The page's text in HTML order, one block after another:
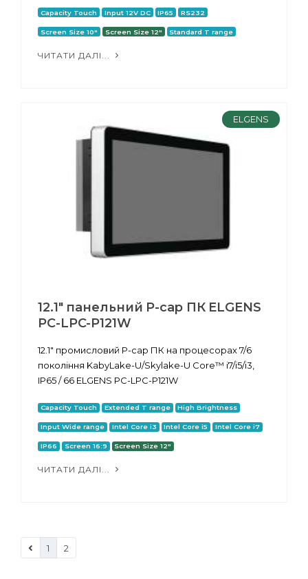
Capacity Touch Input 12V DC IP65 RS232
Screen Size 10" Screen Size 12" Standard T range
ЧИТАТИ ДАЛІ...
ELGENS
12.1" панельний P-cap ПК ELGENS
PC-LPC-P121W
12.1" промисловий P-cap ПК на процесорах 7/6
покоління KabyLake-U/Skylake-U Core™ i7/i5/i3,
IP65 / 66 ELGENS PC-LPC-P121W
Capacity Touch Extended T range High Brightness
Input Wide range Intel Core i3 Intel Core i5 Intel Core i7
IP66 Screen 16:9 Screen Size 12"
ЧИТАТИ ДАЛІ...
1 2